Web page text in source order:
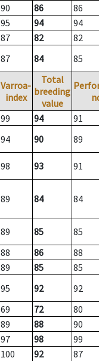
90 86
86
95 94
94
87 82
82
87 84 85
Varroa-
index
Total
breeding
value
99 94
91
94 90 89
98 93 91
89 84 84
89 85
85
88 86
88
89 85
85
95 92
92
69 72
80
89 88
90
97 98
99
100 92
87